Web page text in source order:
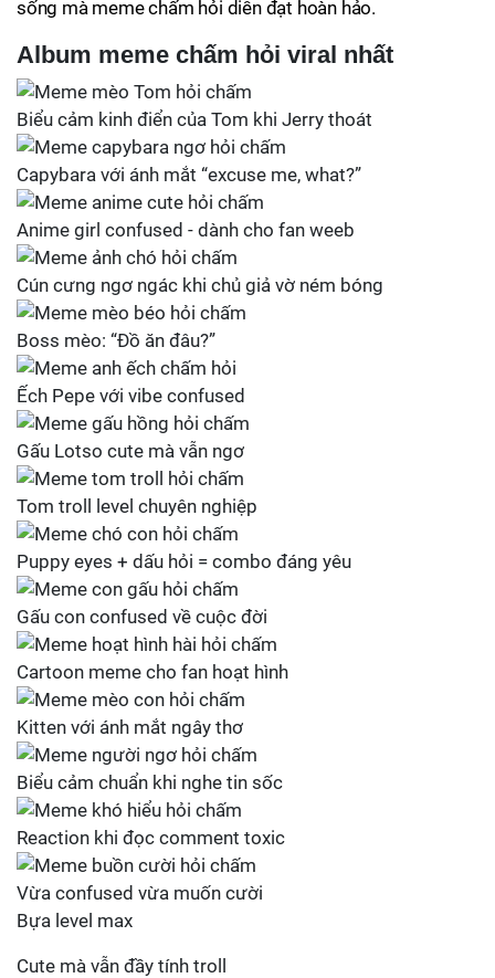
sống mà meme chấm hỏi diễn đạt hoàn hảo.
Album meme chấm hỏi viral nhất
Biểu cảm kinh điển của Tom khi Jerry thoát
Capybara với ánh mắt “excuse me, what?”
Anime girl confused - dành cho fan weeb
Cún cưng ngơ ngác khi chủ giả vờ ném bóng
Boss mèo: “Đồ ăn đâu?”
Ếch Pepe với vibe confused
Gấu Lotso cute mà vẫn ngơ
Tom troll level chuyên nghiệp
Puppy eyes + dấu hỏi = combo đáng yêu
Gấu con confused về cuộc đời
Cartoon meme cho fan hoạt hình
Kitten với ánh mắt ngây thơ
Biểu cảm chuẩn khi nghe tin sốc
Reaction khi đọc comment toxic
Vừa confused vừa muốn cười
Bựa level max
Cute mà vẫn đầy tính troll